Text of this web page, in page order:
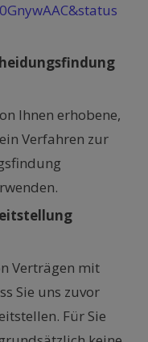
Ihnen erhobene,
Verfahren zur
Verträgen mit
Sie uns zuvor
Für Sie